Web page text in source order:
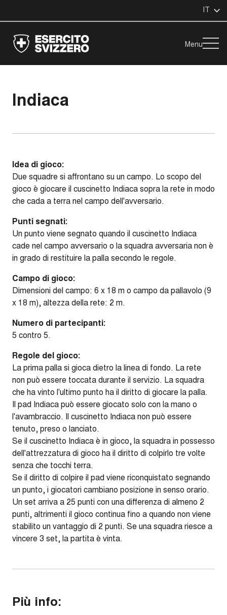
IT
Menu
Indiaca
Idea di gioco:
Due squadre si affrontano su un campo. Lo scopo del
gioco è giocare il cuscinetto Indiaca sopra la rete in modo
che cada a terra nel campo dell'avversario.
Punti segnati:
Un punto viene segnato quando il cuscinetto Indiaca
cade nel campo avversario o la squadra avversaria non è
in grado di restituire la palla secondo le regole.
Campo di gioco:
Dimensioni del campo: 6 x 18 m o campo da pallavolo (9
x 18 m), altezza della rete: 2 m.
Numero di partecipanti:
5 contro 5.
Regole del gioco:
La prima palla si gioca dietro la linea di fondo. La rete
non può essere toccata durante il servizio. La squadra
che ha vinto l'ultimo punto ha il diritto di giocare la palla.
Il pad Indiaca può essere giocato solo con la mano o
l'avambraccio. Il cuscinetto Indiaca non può essere
tenuto, preso o lanciato.
Se il cuscinetto Indiaca è in gioco, la squadra in possesso
dell'attrezzatura di gioco ha il diritto di colpirlo tre volte
senza che tocchi terra.
Se il diritto di colpire il pad viene riconquistato segnando
un punto, i giocatori cambiano posizione in senso orario.
Un set arriva a 25 punti con una differenza di almeno 2
punti, altrimenti il gioco continua fino a quando non viene
stabilito un vantaggio di 2 punti. Se una squadra riesce a
vincere 3 set, la partita è vinta.
Più info: